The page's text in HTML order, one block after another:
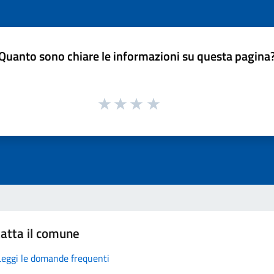
sono chiare le informazioni su questa
il comune
le domande frequenti